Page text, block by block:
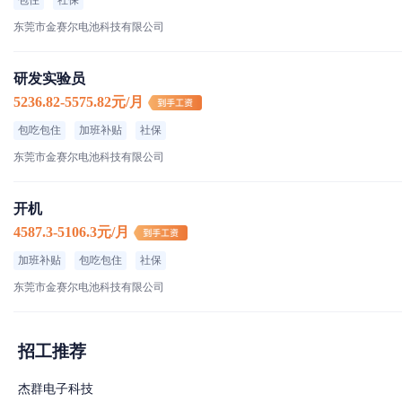
东莞市金赛尔电池科技有限公司
研发实验员
5236.82-5575.82元/月
包吃包住 加班补贴 社保
东莞市金赛尔电池科技有限公司
开机
4587.3-5106.3元/月
加班补贴 包吃包住 社保
东莞市金赛尔电池科技有限公司
招工推荐
杰群电子科技